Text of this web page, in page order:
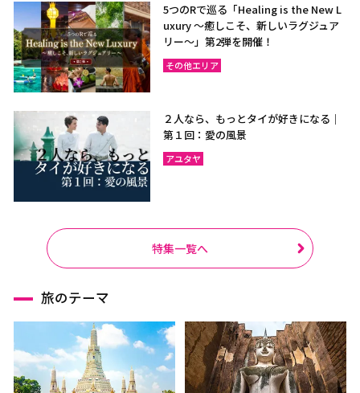
5つのRで巡る「Healing is the New L
uxury ～癒しこそ、新しいラグジュア
リー〜」第2弾を開催！
その他エリア
２人なら、もっとタイが好きになる｜
第１回：愛の風景
アユタヤ
特集一覧へ
旅のテーマ